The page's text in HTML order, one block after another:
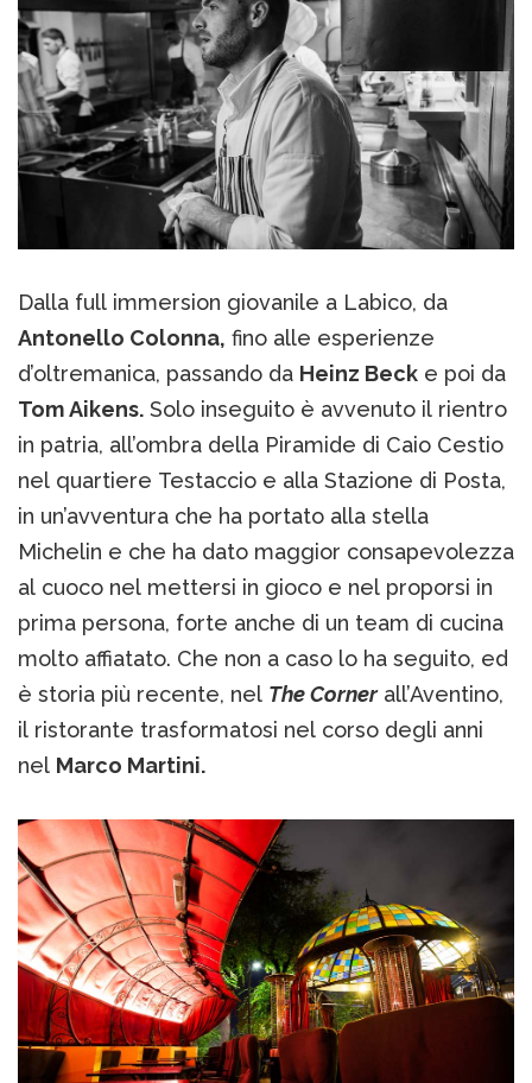
Dalla full immersion giovanile a Labico, da
Antonello Colonna, fino alle esperienze
d’oltremanica, passando da Heinz Beck e poi da
Tom Aikens. Solo inseguito è avvenuto il rientro
in patria, all’ombra della Piramide di Caio Cestio
nel quartiere Testaccio e alla Stazione di Posta,
in un’avventura che ha portato alla stella
Michelin e che ha dato maggior consapevolezza
al cuoco nel mettersi in gioco e nel proporsi in
prima persona, forte anche di un team di cucina
molto affiatato. Che non a caso lo ha seguito, ed
è storia più recente, nel The Cornerall’Aventino,
il ristorante trasformatosi nel corso degli anni
nel Marco Martini.